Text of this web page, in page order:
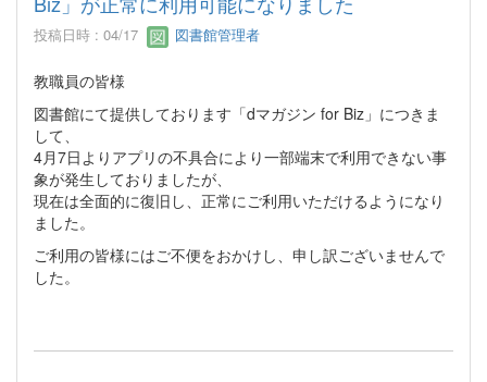
投稿日時 : 04/17 図書館管理者
教職員の皆様
図書館にて提供しております「dマガジン for Biz」につきま
して、
4月7日よりアプリの不具合により一部端末で利用できない事
象が発生しておりましたが、
現在は全面的に復旧し、正常にご利用いただけるようになり
ました。
ご利用の皆様にはご不便をおかけし、申し訳ございませんで
した。